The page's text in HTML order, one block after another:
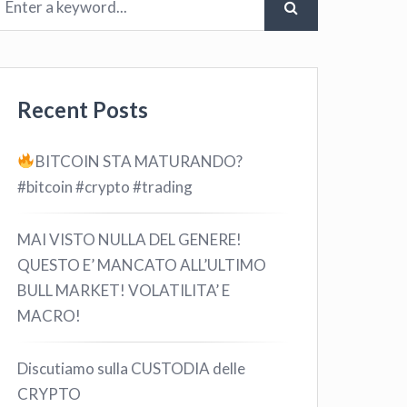
Recent Posts
BITCOIN STA MATURANDO?
#bitcoin #crypto #trading
MAI VISTO NULLA DEL GENERE!
QUESTO E’ MANCATO ALL’ULTIMO
BULL MARKET! VOLATILITA’ E
MACRO!
Discutiamo sulla CUSTODIA delle
CRYPTO